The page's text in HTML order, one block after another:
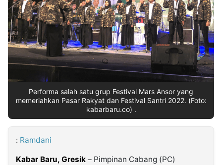
Insight
NTB
Suara
Time
Lens
IDN
Daily
Jogja
Jalan
Rakyat
Idealita
News
Kita
Notice
Radar
Baru
Seedbacklink
Follow
Kabarbaru
Performa salah satu grup Festival Mars Ansor yang
memeriahkan Pasar Rakyat dan Festival Santri 2022. (Foto:
kabarbaru.co) .
: Ramdani
Kabar Baru, Gresik – Pimpinan Cabang (PC)